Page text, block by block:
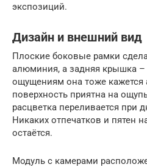
экспозиций.
Дизайн и внешний вид
Плоские боковые рамки
алюминия, а задняя крышка –
ощущениям она тоже
поверхность приятна на
расцветка переливается при
Никаких отпечатков и пятен
остаётся.
Модуль с камерами